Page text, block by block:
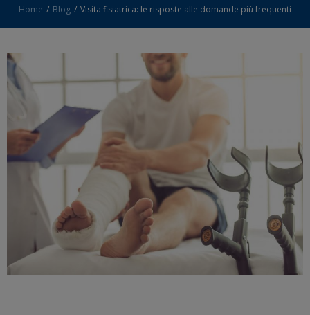
You are here:
Home Blog Visita fisiatrica: le risposte alle domande più frequenti